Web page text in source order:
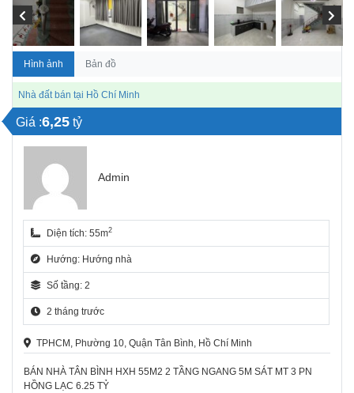
Hình ảnh Bản đồ
Nhà đất bán tại Hồ Chí Minh
Giá :6,25 tỷ
Admin
Diện tích: 55m2
Hướng: Hướng nhà
Số tầng: 2
2 tháng trước
TPHCM, Phường 10, Quận Tân Bình, Hồ Chí Minh
BÁN NHÀ TÂN BÌNH HXH 55M2 2 TẦNG NGANG 5M SÁT MT 3 PN
HỒNG LẠC 6.25 TỶ